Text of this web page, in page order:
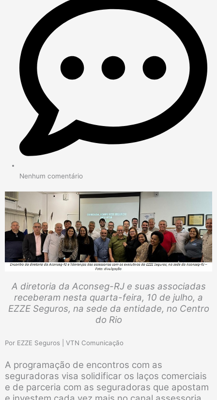
Nenhum comentário
A diretoria da Aconseg-RJ e suas associadas
receberam nesta quarta-feira, 10 de julho, a
EZZE Seguros, na sede da entidade, no Centro
do Rio
Por EZZE Seguros | VTN Comunicação
A programação de encontros com as
seguradoras visa solidificar os laços comerciais
e de parceria com as seguradoras que apostam